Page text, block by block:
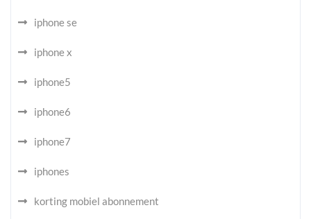
iphone se
iphone x
iphone5
iphone6
iphone7
iphones
korting mobiel abonnement